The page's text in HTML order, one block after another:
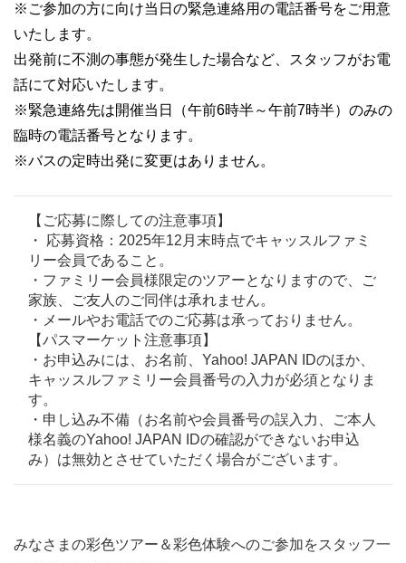
※ご参加の方に向け当日の緊急連絡用の電話番号をご用意
いたします。
出発前に不測の事態が発生した場合など、スタッフがお電
話にて対応いたします。
※緊急連絡先は開催当日（午前6時半～午前7時半）のみの
臨時の電話番号となります。
※バスの定時出発に変更はありません。
【ご応募に際しての注意事項】
・ 応募資格：2025年12月末時点でキャッスルファミ
リー会員であること。
・ファミリー会員様限定のツアーとなりますので、ご
家族、ご友人のご同伴は承れません。
・メールやお電話でのご応募は承っておりません。
【パスマーケット注意事項】
・お申込みには、お名前、Yahoo! JAPAN IDのほか、
キャッスルファミリー会員番号の入力が必須となりま
す。
・申し込み不備（お名前や会員番号の誤入力、ご本人
様名義のYahoo! JAPAN IDの確認ができないお申込
み）は無効とさせていただく場合がございます。
みなさまの彩色ツアー＆彩色体験へのご参加をスタッフ一